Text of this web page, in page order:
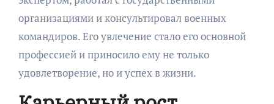
организациями и консультировал военных
командиров. Его увлечение стало его основной
профессией и приносило ему не только
удовлетворение, но и успех в жизни.